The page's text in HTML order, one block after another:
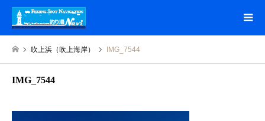
吹上浜（吹上海岸） IMG_7544
IMG_7544